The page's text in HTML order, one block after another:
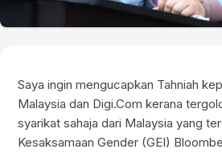
Saya ingin mengucapkan Tahniah
Malaysia dan Digi.Com kerana
syarikat sahaja dari Malaysia yang
Kesaksamaan Gender (GEI)